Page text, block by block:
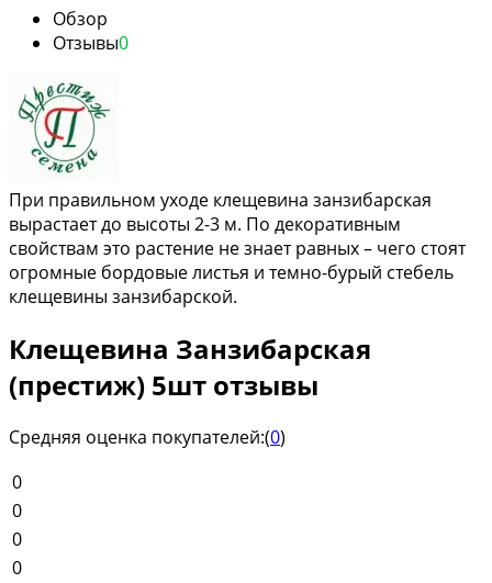
Обзор
Отзывы0
При правильном уходе клещевина занзибарская
вырастает до высоты 2-3 м. По декоративным
свойствам это растение не знает равных – чего стоят
огромные бордовые листья и темно-бурый стебель
клещевины занзибарской.
Клещевина Занзибарская
(престиж) 5шт отзывы
Средняя оценка покупателей:(0)
0
0
0
0